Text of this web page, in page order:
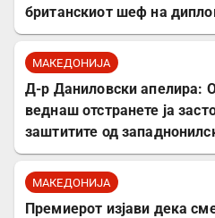
британскиот шеф на
МАКЕДОНИЈА
Д-р Даниловски апелира:
веднаш отстранете ја
заштитите од
МАКЕДОНИЈА
Премиерот изјави дека